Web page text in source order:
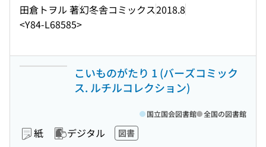
田倉トヲル 著幻冬舎コミックス2018.8
<Y84-L68585>
こいものがたり 1 (バーズコミック
ス. ルチルコレクション)
紙 デジタル 図書
国立国会図書館 全国の図書館